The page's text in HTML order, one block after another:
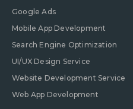
Google Ads
Mobile App Development
Search Engine Optimization
UI/UX Design Service
Website Development Service
Web App Development